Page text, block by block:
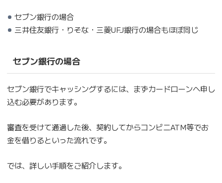
セブン銀行の場合
三井住友銀行・りそな・三菱UFJ銀行の場合もほぼ同じ
セブン銀行の場合
セブン銀行でキャッシングするには、まずカードローンへ申し
込む必要があります。
審査を受けて通過した後、契約してからコンビニATM等でお
金を借りるといった流れです。
では、詳しい手順をご紹介します。